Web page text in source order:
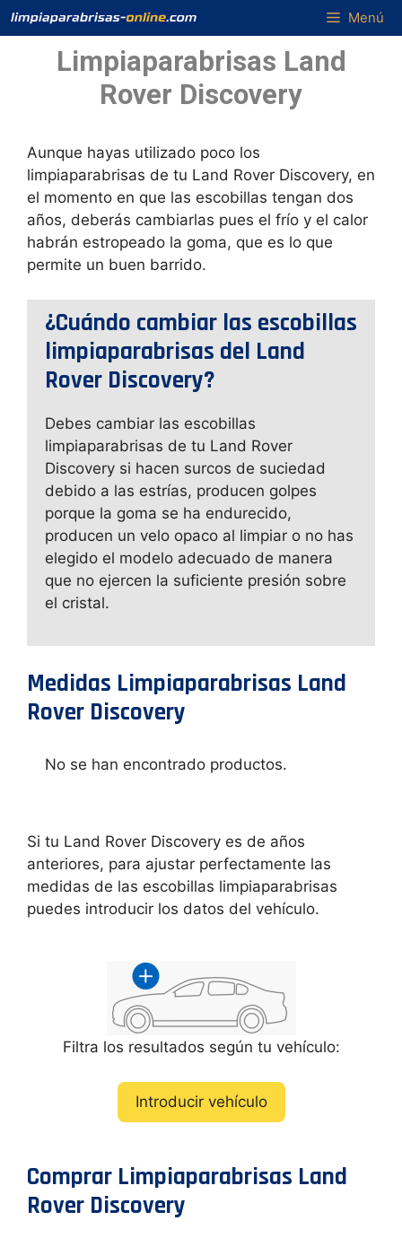
Saltar
al
contenido
Menú
Limpiaparabrisas Land
Rover Discovery
Aunque hayas utilizado poco los
limpiaparabrisas de tu Land Rover Discovery, en
el momento en que las escobillas tengan dos
años, deberás cambiarlas pues el frío y el calor
habrán estropeado la goma, que es lo que
permite un buen barrido.
¿Cuándo cambiar las escobillas
limpiaparabrisas del Land
Rover Discovery?
Debes cambiar las escobillas
limpiaparabrisas de tu Land Rover
Discovery si hacen surcos de suciedad
debido a las estrías, producen golpes
porque la goma se ha endurecido,
producen un velo opaco al limpiar o no has
elegido el modelo adecuado de manera
que no ejercen la suficiente presión sobre
el cristal.
Medidas Limpiaparabrisas Land
Rover Discovery
No se han encontrado productos.
Si tu Land Rover Discovery es de años
anteriores, para ajustar perfectamente las
medidas de las escobillas limpiaparabrisas
puedes introducir los datos del vehículo.
Filtra los resultados según tu vehículo:
Introducir vehículo
Comprar Limpiaparabrisas Land
Rover Discovery